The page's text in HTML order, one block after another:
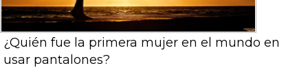
¿Quién fue la primera mujer en el mundo en
usar pantalones?